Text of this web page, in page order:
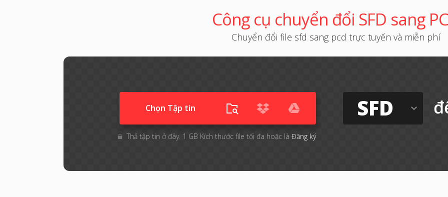
Công cụ chuyển đổi SFD sang
Chuyển đổi file sfd sang pcd trực tuyến và miễn phí
Chọn Tập tin
Thả tập tin ở đây. 1 GB Kích thước file tối đa hoặc là Đăng ký
SFD